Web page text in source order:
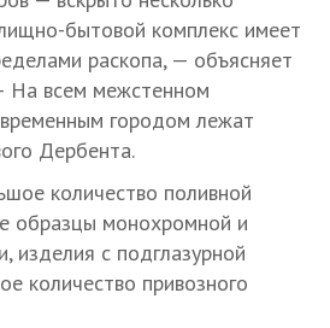
бытовой комплекс имеет
раскопа, — объясняет
всем межстенном
городом лежат
Дербента.
количество поливной
образцы монохромной и
изделия с подглазурной
количество привозного